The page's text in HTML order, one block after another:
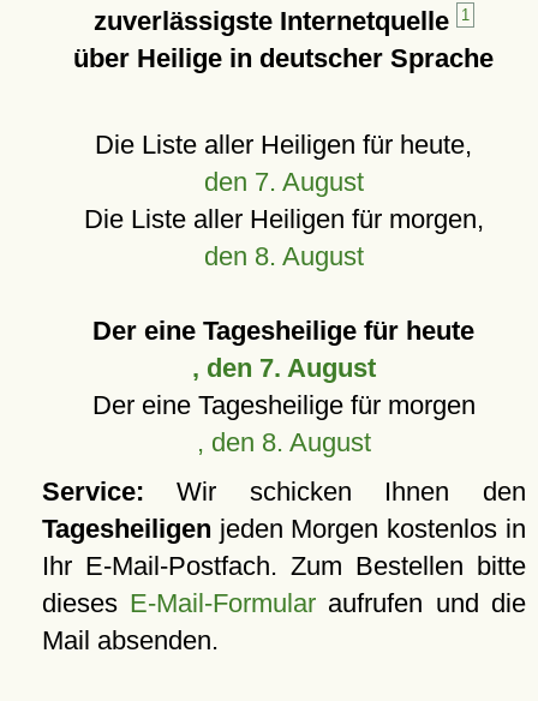
zuverlässigste Internetquelle
1
über Heilige in deutscher Sprache
Die Liste aller Heiligen für heute,
den 7. August
Die Liste aller Heiligen für morgen,
den 8. August
Der eine Tagesheilige für heute
, den 7. August
Der eine Tagesheilige für morgen
, den 8. August
Service: Wir schicken Ihnen den
Tagesheiligen jeden Morgen kostenlos in
Ihr E-Mail-Postfach. Zum Bestellen bitte
dieses E-Mail-Formular aufrufen und die
Mail absenden.